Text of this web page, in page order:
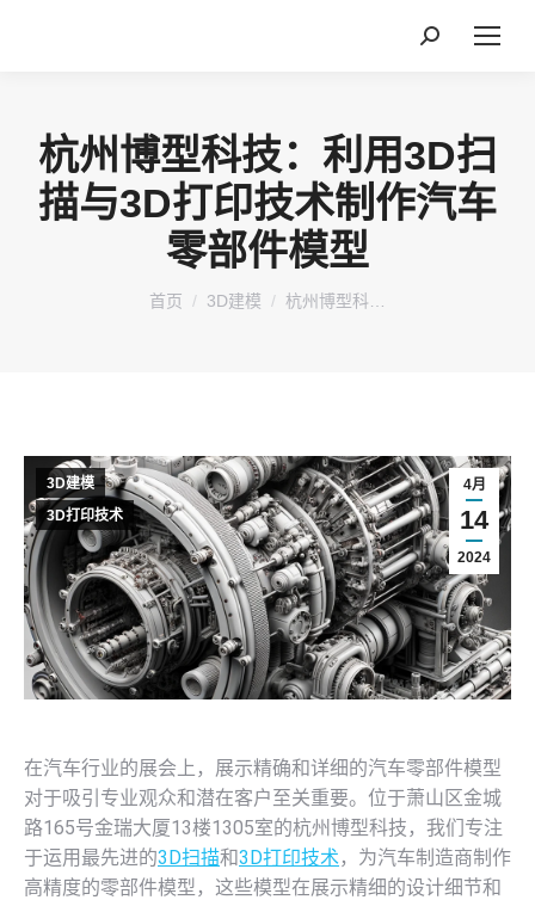
搜
杭州博型科技：利用3D扫
描与3D打印技术制作汽车
零部件模型
您在这里：
首页 3D建模 杭州博型科…
4月
14
2024
3D建模
3D打印技术
在汽车行业的展会上，展示精确和详细的汽车零部件模型
对于吸引专业观众和潜在客户至关重要。位于萧山区金城
路165号金瑞大厦13楼1305室的杭州博型科技，我们专注
于运用最先进的3D扫描和3D打印技术，为汽车制造商制作
高精度的零部件模型，这些模型在展示精细的设计细节和